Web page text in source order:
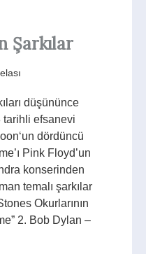
Şarkılar
düşününce
tarihli efsanevi
dördüncü
Pink Floyd’un
konserinden
temalı şarkılar
Okurlarının
2. Bob Dylan –